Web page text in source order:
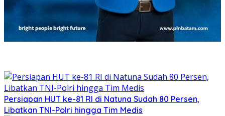
Persiapan HUT ke-81 RI di Natuna Sudah 80 Persen,
Libatkan TNI-Polri hingga Tim Medis